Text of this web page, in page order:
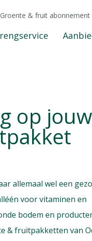
Groente & fruit abonnement
op jouw
allemaal wel een
voor vitaminen en
bodem en
& fruitpakketten van